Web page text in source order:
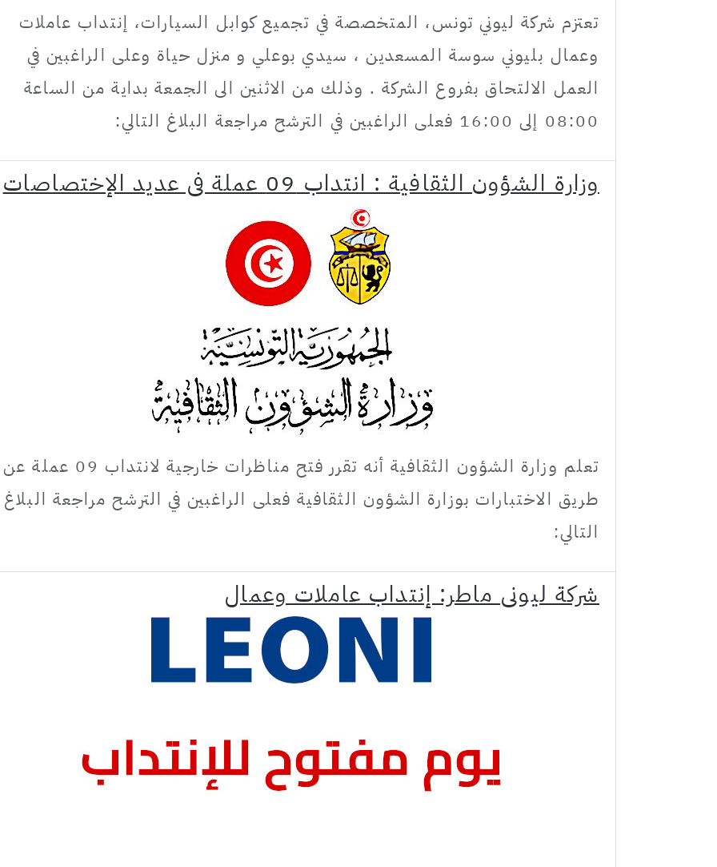
تعتزم شركة ليوني تونس، المتخصصة في تجميع كوابل السيارات، إنتداب عاملات
وعمال بليوني سوسة المسعدين ، سيدي بوعلي و منزل حياة وعلى الراغبين في
العمل الالتحاق بفروع الشركة . وذلك من الاثنين الى الجمعة بداية من الساعة
08:00 إلى 16:00 فعلى الراغبين في الترشح مراجعة البلاغ التالي:
وزارة الشؤون الثقافية : انتداب 09 عملة في عديد الإختصاصات
تعلم وزارة الشؤون الثقافية أنه تقرر فتح مناظرات خارجية لانتداب 09 عملة عن
طريق الاختبارات بوزارة الشؤون الثقافية فعلى الراغبين في الترشح مراجعة البلاغ
التالي:
شركة ليوني ماطر: إنتداب عاملات وعمال